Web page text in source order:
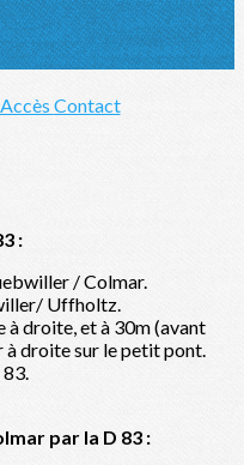
Accès Contact
:
/ Colmar.
Uffholtz.
à droite, et à 30m (avant
à droite sur le petit pont.
par la D 83 :